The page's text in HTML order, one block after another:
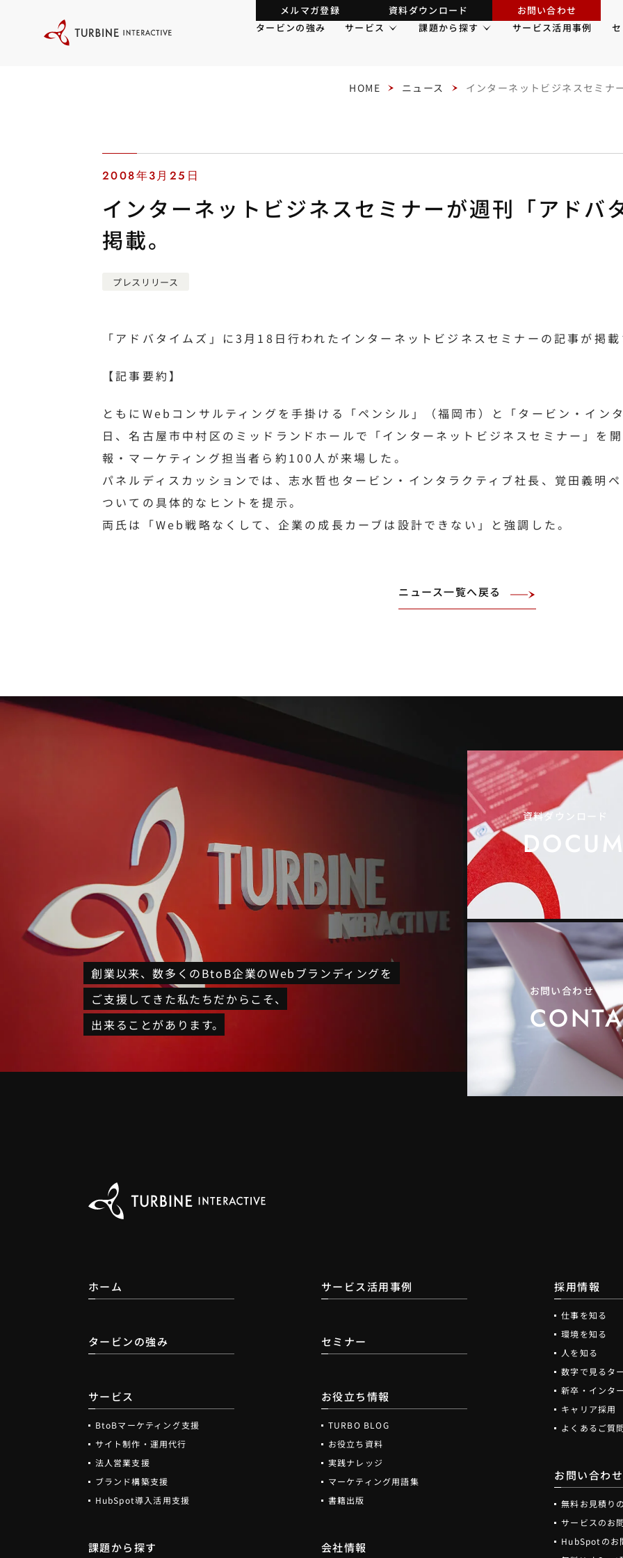
メルマガ登録 資料ダウンロード
お問い合わせ
タービンの強み
サービス 課題から探す サービス活用事例
HOME ニュース インターネットビジネスセミ
2008年3月25日
インターネットビジネスセミナーが週刊「アドバ
掲載。
プレスリリース
「アドバタイムズ」に3月18日行われたインターネットビジネスセミナーの記事が掲
【記事要約】
ともにWebコンサルティングを手掛ける「ペンシル」（福岡市）と「タービン・イン
日、名古屋市中村区のミッドランドホールで「インターネットビジネスセミナー」を
報・マーケティング担当者ら約100人が来場した。
パネルディスカッションでは、志水哲也タービン・インタラクティブ社長、覚田義明
ついての具体的なヒントを提示。
両氏は「Web戦略なくして、企業の成長カーブは設計できない」と強調した。
ニュース一覧へ戻る
創業以来、数多くのBtoB企業のWebブランディングを
ご支援してきた私たちだからこそ、
出来ることがあります。
資料ダウンロード
お問い合わせ
ホーム
タービンの強み
サービス
BtoBマーケティング支援
サイト制作・運用代行
法人営業支援
ブランド構築支援
HubSpot導入活用支援
課題から探す
サービス活用事例
セミナー
お役立ち情報
TURBO BLOG
お役立ち資料
実践ナレッジ
マーケティング用語集
書籍出版
会社情報
採用情報
仕事を知る
環境を知る
人を知る
数字で見るタ
新卒・インタ
キャリア採用
よくあるご質
お問い合わせ
無料お見積り
サービスのお
HubSpotのお